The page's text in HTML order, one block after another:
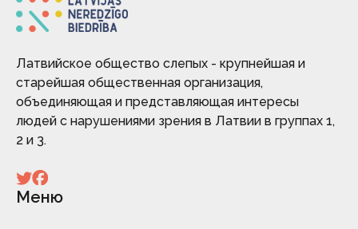
Латвийское общество слепых - крупнейшая и
старейшая общественная организация,
объединяющая и представляющая интересы
людей с нарушениями зрения в Латвии в группах 1,
2 и 3.
Меню